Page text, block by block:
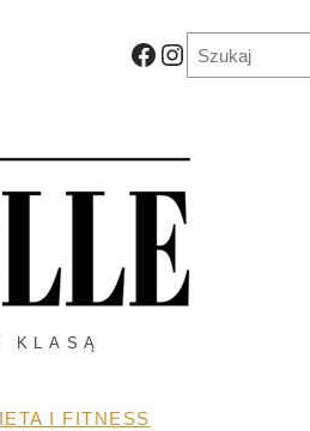
Facebook
Instagram
KLASĄ
I FITNESS